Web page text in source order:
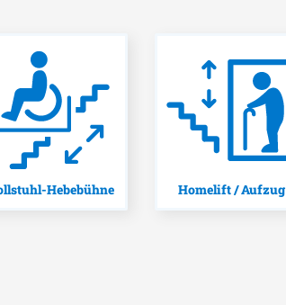
Hebebühne Homelift / Aufzug